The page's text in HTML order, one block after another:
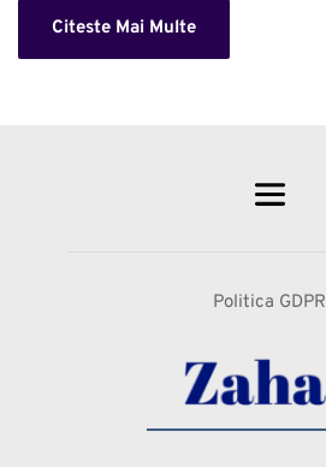
Citeste Mai Multe
Politica GDPR